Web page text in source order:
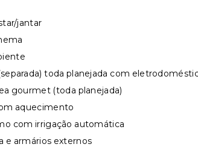
jantar
toda planejada com
gourmet (toda planejada)
aquecimento
com irrigação automática
e armários externos